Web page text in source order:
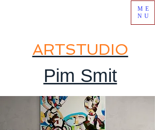
ARTSTUDIO
Pim Smit
ME
NU